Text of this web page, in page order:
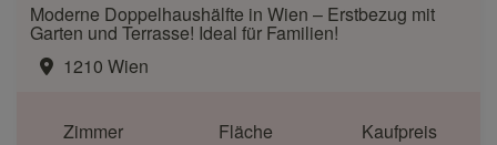
Moderne Doppelhaushälfte in Wien – Erstbezug mit
Garten und Terrasse! Ideal für Familien!
1210 Wien
Zimmer
Fläche
Kaufpreis